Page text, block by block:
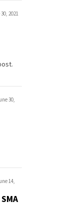
2021
30,
14,